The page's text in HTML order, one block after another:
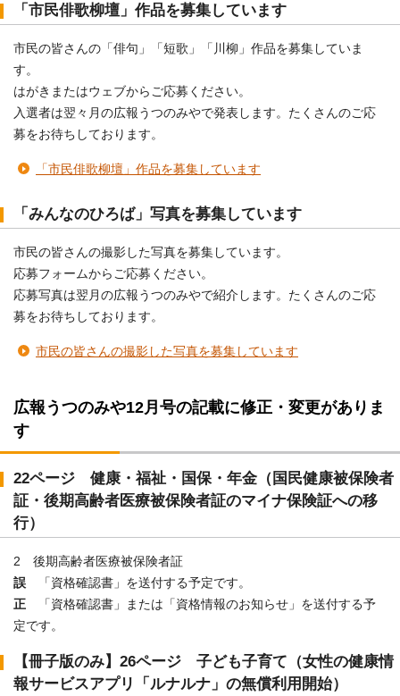
「市民俳歌柳壇」作品を募集しています
市民の皆さんの「俳句」「短歌」「川柳」作品を募集していま
す。
はがきまたはウェブからご応募ください。
入選者は翌々月の広報うつのみやで発表します。たくさんのご応
募をお待ちしております。
「市民俳歌柳壇」作品を募集しています
「みんなのひろば」写真を募集しています
市民の皆さんの撮影した写真を募集しています。
応募フォームからご応募ください。
応募写真は翌月の広報うつのみやで紹介します。たくさんのご応
募をお待ちしております。
市民の皆さんの撮影した写真を募集しています
広報うつのみや12月号の記載に修正・変更がありま
す
22ページ 健康・福祉・国保・年金（国民健康被保険者
証・後期高齢者医療被保険者証のマイナ保険証への移
行）
2 後期高齢者医療被保険者証
誤 「資格確認書」を送付する予定です。
正 「資格確認書」または「資格情報のお知らせ」を送付する予
定です。
【冊子版のみ】26ページ 子ども子育て（女性の健康情
報サービスアプリ「ルナルナ」の無償利用開始）